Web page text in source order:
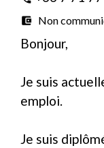
account_balance_wallet Non
Bonjour,
Je suis
emploi.
Je suis